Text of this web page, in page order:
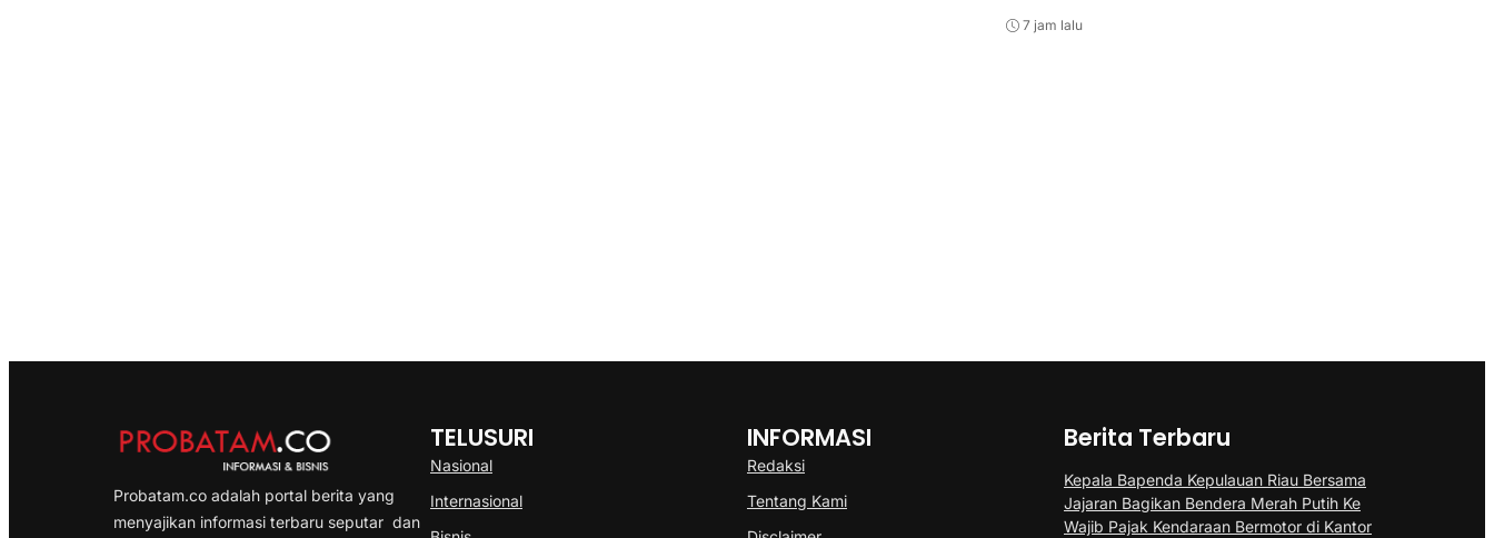
7 jam lalu
Probatam.co adalah portal berita yang
menyajikan informasi terbaru seputar dan
TELUSURI
Nasional
Internasional
INFORMASI
Redaksi
Tentang Kami
Berita Terbaru
Kepala Bapenda Kepulauan Riau Bersama
Jajaran Bagikan Bendera Merah Putih Ke
Wajib Pajak Kendaraan Bermotor di Kantor